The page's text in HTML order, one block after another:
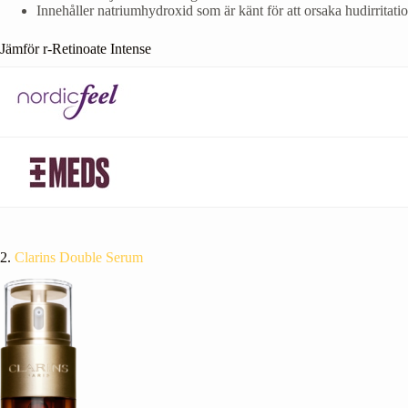
Innehåller natriumhydroxid som är känt för att orsaka
Jämför r-Retinoate Intense
2. Clarins Double Serum